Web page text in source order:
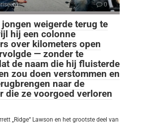
0
jongen weigerde terug te
hij een colonne
over kilometers open
— zonder te
de naam die hij fluisterde
zou doen verstommen en
naar de
die ze voorgoed verloren
„Ridge“ Lawson en het grootste deel van